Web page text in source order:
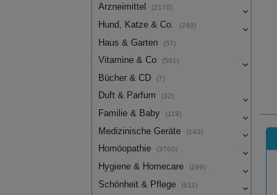
Arzneimittel (2170)
Hund, Katze & Co. (249)
Haus & Garten (57)
Vitamine & Co (561)
Bücher & CD (7)
Duft & Parfum (32)
Familie & Baby (119)
Medizinische Geräte (143)
Homöopathie (3760)
Hygiene & Homecare (299)
Schönheit & Pflege (611)